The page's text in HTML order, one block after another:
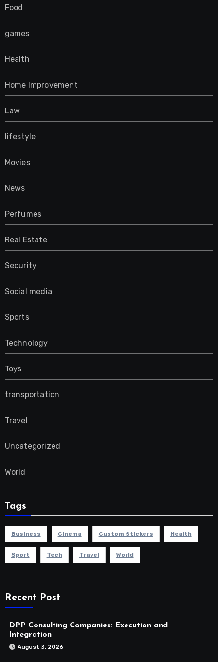
Food
games
Health
Home Improvement
Law
lifestyle
Movies
News
Perfumes
Real Estate
Security
Social media
Sports
Technology
Toys
transportation
Travel
Uncategorized
World
Tags
Business Cinema Custom Stickers Health
Sport Tech Travel World
Recent Post
DPP Consulting Companies: Execution and
Integration
August 3, 2026